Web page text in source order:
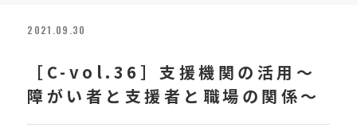
2021.09.30
［C-vol.36］支援機関の活用～
障がい者と支援者と職場の関係～